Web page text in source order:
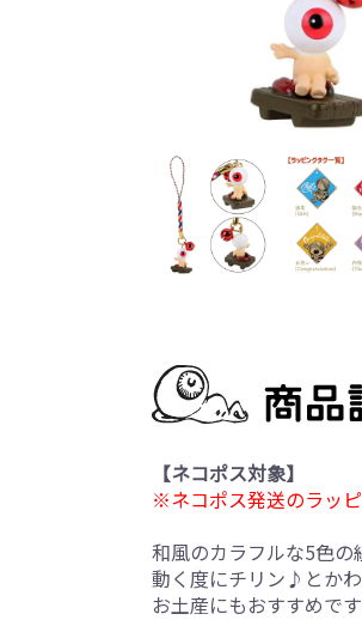
【ネコポス対象】
※ネコポス発送のラッ
和風のカラフルな5色の
動く度にチリン♪とかわ
お土産にもおすすめです